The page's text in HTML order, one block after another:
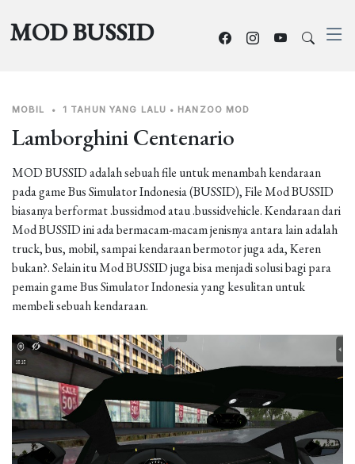
MOD BUSSID
MOBIL • 1 TAHUN YANG LALU • HANZOO MOD
Lamborghini Centenario
MOD BUSSID adalah sebuah file untuk menambah kendaraan
pada game Bus Simulator Indonesia (BUSSID), File Mod BUSSID
biasanya berformat .bussidmod atau .bussidvehicle. Kendaraan dari
Mod BUSSID ini ada bermacam-macam jenisnya antara lain adalah
truck, bus, mobil, sampai kendaraan bermotor juga ada, Keren
bukan?. Selain itu Mod BUSSID juga bisa menjadi solusi bagi para
pemain game Bus Simulator Indonesia yang kesulitan untuk
membeli sebuah kendaraan.